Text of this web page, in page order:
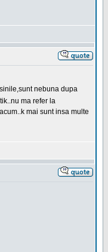
nebuna dupa
ma refer la
mai sunt insa multe